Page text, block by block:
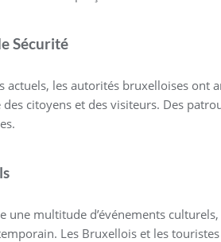
Sécurité
actuels, les autorités bruxelloises ont
citoyens et des visiteurs. Des
une multitude d’événements
Les Bruxellois et les